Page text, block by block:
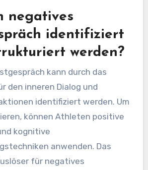
negatives
identifiziert
werden?
kann durch das
den inneren Dialog und
identifiziert werden. Um
können Athleten positive
kognitive
anwenden. Das
für negatives